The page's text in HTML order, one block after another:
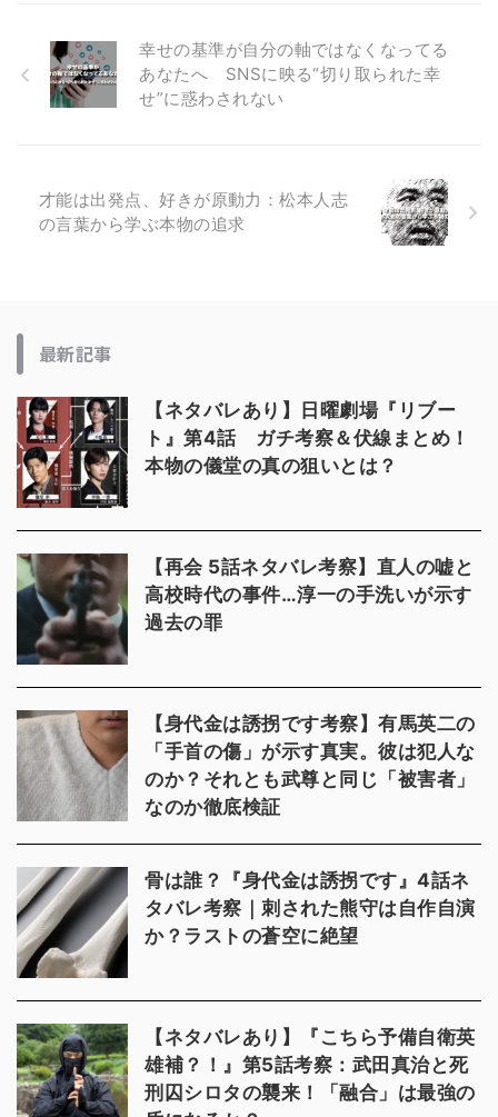
幸せの基準が自分の軸ではなくなってる
あなたへ SNSに映る“切り取られた幸
せ”に惑わされない
才能は出発点、好きが原動力：松本人志
の言葉から学ぶ本物の追求
最新記事
【ネタバレあり】日曜劇場『リブー
ト』第4話 ガチ考察＆伏線まとめ！
本物の儀堂の真の狙いとは？
【再会 5話ネタバレ考察】直人の嘘と
高校時代の事件…淳一の手洗いが示す
過去の罪
【身代金は誘拐です考察】有馬英二の
「手首の傷」が示す真実。彼は犯人な
のか？それとも武尊と同じ「被害者」
なのか徹底検証
骨は誰？『身代金は誘拐です』4話ネ
タバレ考察｜刺された熊守は自作自演
か？ラストの蒼空に絶望
【ネタバレあり】『こちら予備自衛英
雄補？！』第5話考察：武田真治と死
刑囚シロタの襲来！「融合」は最強の